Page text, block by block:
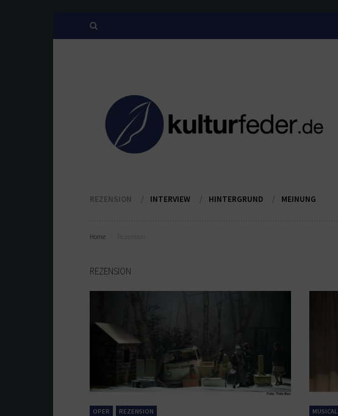
REZENSION INTERVIEW HINTERGRUND MEINUNG
Home
REZENSION
OPER REZENSION MUSICAL